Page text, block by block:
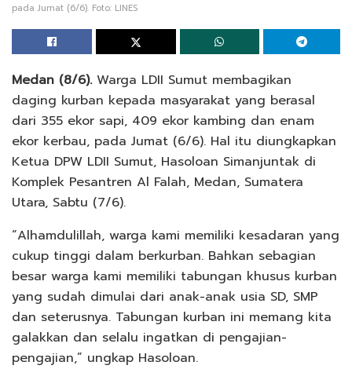
pada Jumat (6/6). Foto: LINES
Medan (8/6).Warga LDII Sumut membagikan
daging kurban kepada masyarakat yang berasal
dari 355 ekor sapi, 409 ekor kambing dan enam
ekor kerbau, pada Jumat (6/6). Hal itu diungkapkan
Ketua DPW LDII Sumut, Hasoloan Simanjuntak di
Komplek Pesantren Al Falah, Medan, Sumatera
Utara, Sabtu (7/6).
“Alhamdulillah, warga kami memiliki kesadaran yang
cukup tinggi dalam berkurban. Bahkan sebagian
besar warga kami memiliki tabungan khusus kurban
yang sudah dimulai dari anak-anak usia SD, SMP
dan seterusnya. Tabungan kurban ini memang kita
galakkan dan selalu ingatkan di pengajian-
pengajian,” ungkap Hasoloan.